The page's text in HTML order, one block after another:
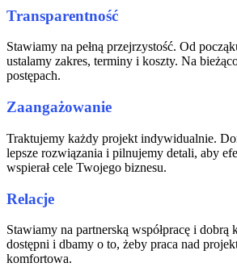
Transparentność
Stawiamy na pełną przejrzystość. Od
ustalamy zakres, terminy i koszty. Na
postępach.
Zaangażowanie
Traktujemy każdy projekt indywidualnie.
lepsze rozwiązania i pilnujemy detali, aby
wspierał cele Twojego biznesu.
Relacje
Stawiamy na partnerską współpracę i dobrą
dostępni i dbamy o to, żeby praca nad
komfortowa.